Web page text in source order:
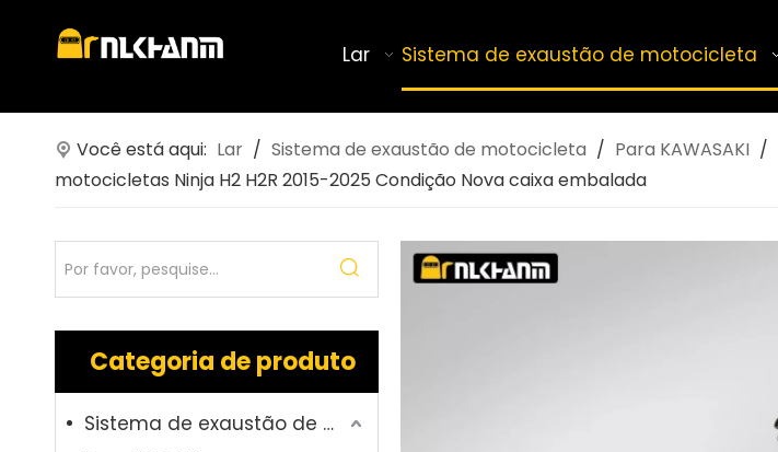
Lar Sistema de exaustão de motocicleta
Você está aqui: Lar / Sistema de exaustão de motocicleta / Para KAWASAKI /
motocicletas Ninja H2 H2R 2015-2025 Condição Nova caixa embalada
Categoria de produto
Sistema de exaustão de motocicleta